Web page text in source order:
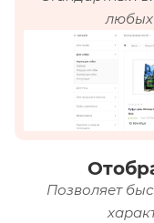
любых
Позволяет